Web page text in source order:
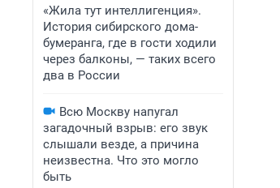
«Жила тут интеллигенция».
История сибирского дома-
бумеранга, где в гости ходили
через балконы, — таких всего
два в России
Всю Москву напугал
загадочный взрыв: его звук
слышали везде, а причина
неизвестна. Что это могло
быть